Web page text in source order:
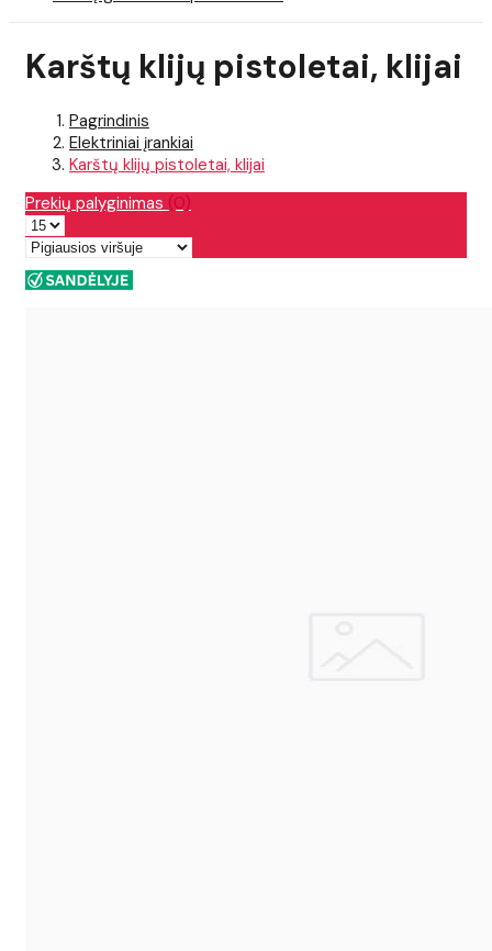
Karštų klijų pistoletai, klijai
Pagrindinis
Elektriniai įrankiai
Karštų klijų pistoletai, klijai
Prekių palyginimas (0)